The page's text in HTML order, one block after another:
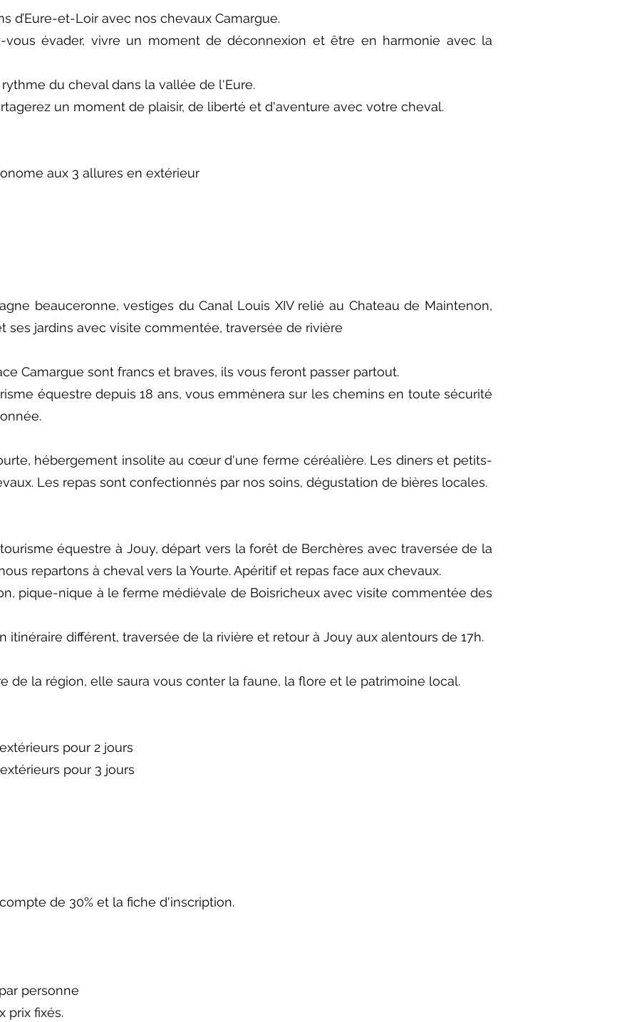
d’Eure-et-Loir avec nos chevaux Camargue.
évader, vivre un moment de déconnexion et être en harmonie avec la
du cheval dans la vallée de l'Eure.
un moment de plaisir, de liberté et d'aventure avec votre cheval.
aux 3 allures en extérieur
beauceronne, vestiges du Canal Louis XIV relié au Chateau de Maintenon,
ses jardins avec visite commentée, traversée de rivière
Camargue sont francs et braves, ils vous feront passer partout.
équestre depuis 18 ans, vous emmènera sur les chemins en toute sécurité
hébergement insolite au cœur d'une ferme céréalière. Les diners et petits-
Les repas sont confectionnés par nos soins, dégustation de bières locales.
équestre à Jouy, départ vers la forêt de Berchères avec traversée de la
repartons à cheval vers la Yourte. Apéritif et repas face aux chevaux.
pique-nique à le ferme médiévale de Boisricheux avec visite commentée des
itinéraire différent, traversée de la rivière et retour à Jouy aux alentours de 17h.
de la région, elle saura vous conter la faune, la flore et le patrimoine local.
pour 2 jours
pour 3 jours
de 30% et la fiche d'inscription.
personne
prix fixés.